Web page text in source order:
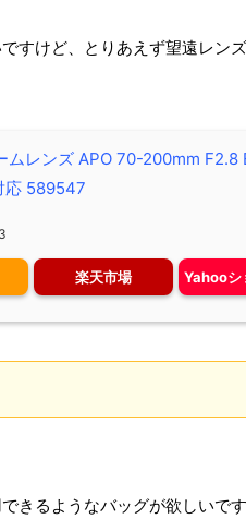
すけど、とりあえず望遠レンズ
ムレンズ APO 70-200mm F2.8
応 589547
楽天市場 Yahooシ
きるようなバッグが欲しいです